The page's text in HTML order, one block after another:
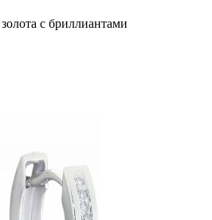
с бриллиантами